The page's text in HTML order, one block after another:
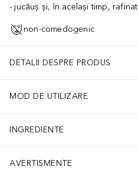
jucăuș și, în același timp, rafinat
non-comedogenic
DETALII DESPRE PRODUS
MOD DE UTILIZARE
INGREDIENTE
AVERTISMENTE